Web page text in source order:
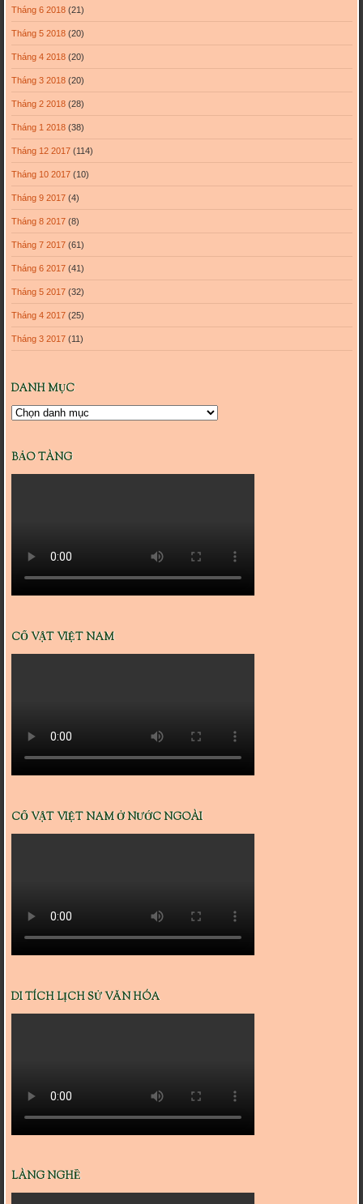
Tháng 6 2018(21)
Tháng 5 2018(20)
Tháng 4 2018(20)
Tháng 3 2018(20)
Tháng 2 2018(28)
Tháng 1 2018(38)
Tháng 12 2017(114)
Tháng 10 2017(10)
Tháng 9 2017(4)
Tháng 8 2017(8)
Tháng 7 2017(61)
Tháng 6 2017(41)
Tháng 5 2017(32)
Tháng 4 2017(25)
Tháng 3 2017(11)
DANH MỤC
Danh
BẢO TÀNG
CỔ VẬT VIỆT NAM
CỔ VẬT VIỆT NAM Ở NƯỚC NGOÀI
DI TÍCH LỊCH SỬ VĂN HÓA
LÀNG NGHỀ